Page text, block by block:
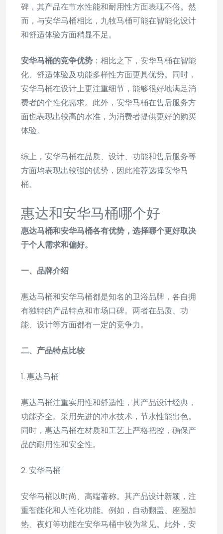
碑，其产品在节水性能和耐用性方面表现不俗。然
而，与安华马桶相比，九牧马桶可能在智能化设计
和舒适体验方面稍显不足。
安华马桶的竞争优势 ：相比之下，安华马桶在智能
化、舒适体验及功能多样性方面更具优势。同时，
安华马桶在设计上更注重细节，能够很好地满足消
费者的个性化需求。此外，安华马桶在售后服务方
面也表现出较高的水准，为消费者提供更好的购买
体验。
综上，安华马桶在品质、设计、功能和售后服务等
方面均表现出较强的优势，因此推荐选择安华马
桶。
惠达和安华马桶哪个好
惠达马桶和安华马桶各有优势，选择哪个更好取决
于个人需求和偏好。
一、品牌介绍
惠达马桶和安华马桶都是知名的卫浴品牌，各自拥
有独特的产品特点和市场口碑。两者在品质、功
能、设计等方面都有一定的竞争力。
二、产品特点比较
1. 惠达马桶
惠达马桶注重实用性和舒适性，其产品设计经典，
功能齐全。采用先进的冲水技术，节水性能出色。
同时，惠达马桶在材质和工艺上严格把控，确保产
品的耐用性和安全性。
2. 安华马桶
安华马桶以时尚、高端著称。其产品设计新颖，注
重智能化和人性化功能。例如，自动翻盖、座圈加
热、夜灯等功能在安华马桶中较为常见。此外，安